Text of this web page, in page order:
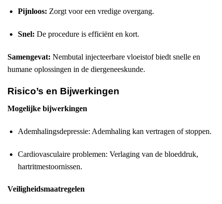
Pijnloos: Zorgt voor een vredige overgang.
Snel: De procedure is efficiënt en kort.
Samengevat: Nembutal injecteerbare vloeistof biedt snelle en
humane oplossingen in de diergeneeskunde.
Risico’s en Bijwerkingen
Mogelijke bijwerkingen
Ademhalingsdepressie: Ademhaling kan vertragen of stoppen.
Cardiovasculaire problemen: Verlaging van de bloeddruk,
hartritmestoornissen.
Veiligheidsmaatregelen